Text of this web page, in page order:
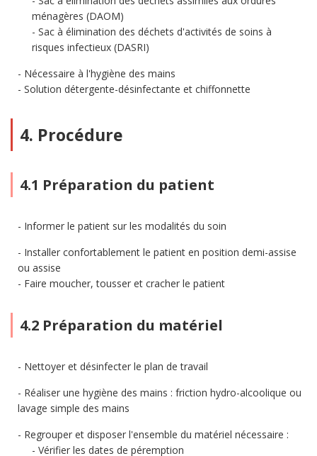
ménagères (DAOM)
Sac à élimination des déchets d'activités de soins à
risques infectieux (DASRI)
Nécessaire à l'hygiène des mains
Solution détergente-désinfectante et chiffonnette
4. Procédure
4.1 Préparation du patient
Informer le patient sur les modalités du soin
Installer confortablement le patient en position demi-assise
ou assise
Faire moucher, tousser et cracher le patient
4.2 Préparation du matériel
Nettoyer et désinfecter le plan de travail
Réaliser une hygiène des mains : friction hydro-alcoolique ou
lavage simple des mains
Regrouper et disposer l'ensemble du matériel nécessaire :
Vérifier les dates de péremption